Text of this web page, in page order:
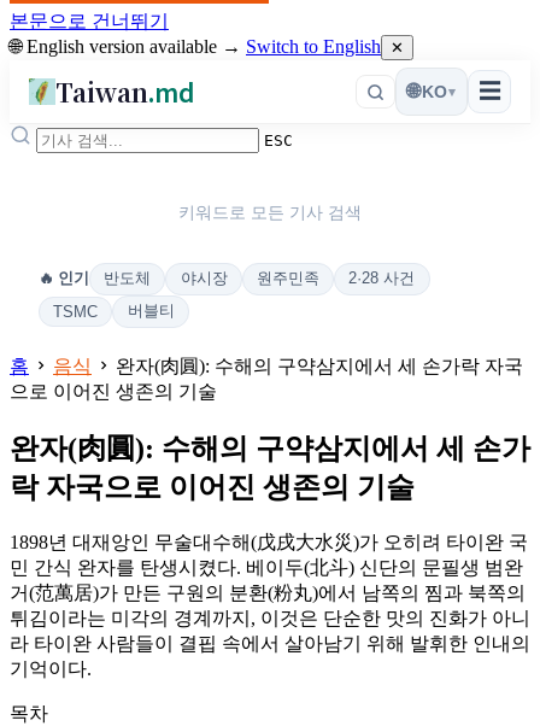
본문으로 건너뛰기
🌐 English version available → Switch to English ✕
Taiwan.md ☰
🌐KO▾
ESC
키워드로 모든 기사 검색
🔥 인기 반도체 야시장 원주민족
2·28 사건
TSMC
버블티
홈 음식
완자(肉圓): 수해의 구약삼지에서 세 손가락 자국
으로 이어진 생존의 기술
완자(肉圓): 수해의 구약삼지에서 세 손가
락 자국으로 이어진 생존의 기술
1898년 대재앙인 무술대수해(戊戌大水災)가 오히려 타이완 국
민 간식 완자를 탄생시켰다. 베이두(北斗) 신단의 문필생 범완
거(范萬居)가 만든 구원의 분환(粉丸)에서 남쪽의 찜과 북쪽의
튀김이라는 미각의 경계까지, 이것은 단순한 맛의 진화가 아니
라 타이완 사람들이 결핍 속에서 살아남기 위해 발휘한 인내의
기억이다.
목차